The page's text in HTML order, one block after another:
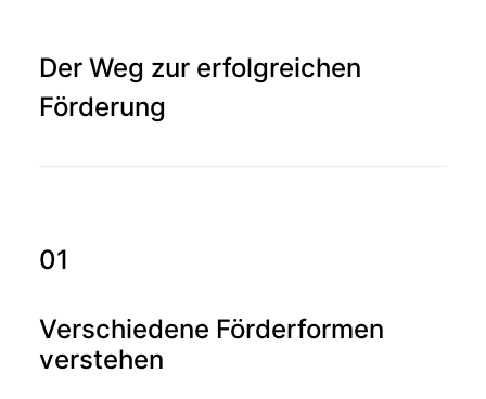
Der Weg zur erfolgreichen
Förderung
01
Verschiedene Förderformen
verstehen